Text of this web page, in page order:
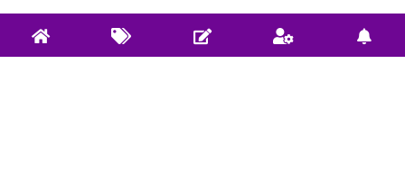
我，如果我遗漏了欢迎补充）